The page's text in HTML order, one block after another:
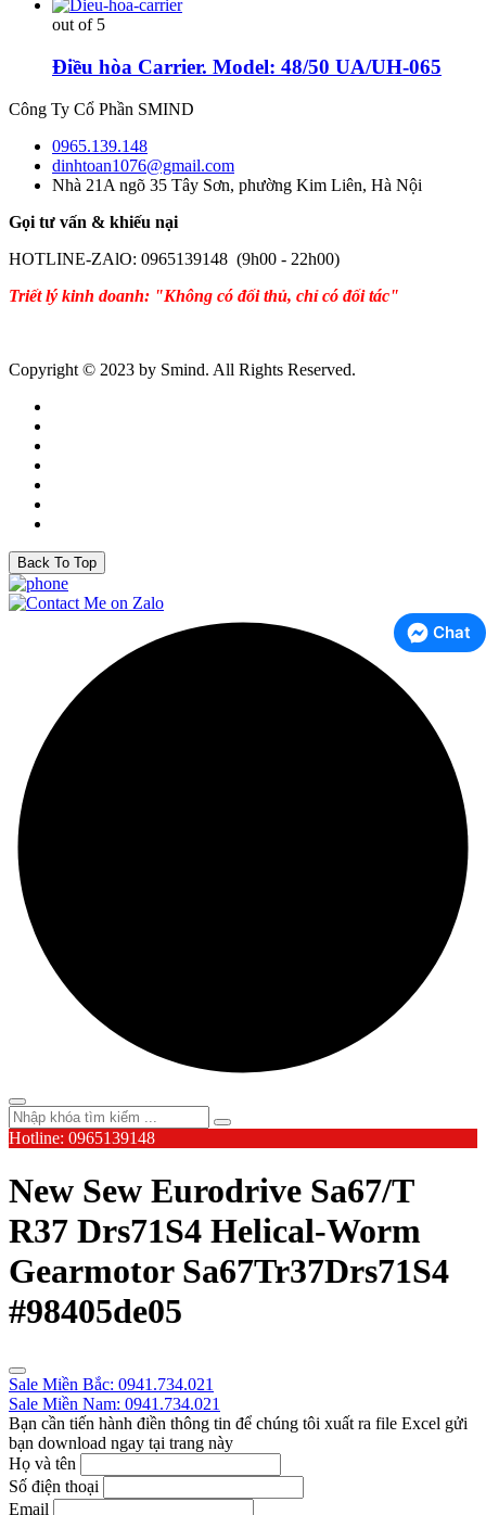
out of 5
Điều hòa Carrier. Model: 48/50 UA/UH-065
Công Ty Cổ Phần SMIND
0965.139.148
dinhtoan1076@gmail.com
Nhà 21A ngõ 35 Tây Sơn, phường Kim Liên, Hà Nội
Gọi tư vấn & khiếu nại
HOTLINE-ZAlO: 0965139148 (9h00 - 22h00)
Triết lý kinh doanh: "Không có đối thủ, chỉ có đối tác"
Copyright © 2023 by Smind. All Rights Reserved.
Back To Top
Chat
Hotline: 0965139148
New Sew Eurodrive Sa67/T
R37 Drs71S4 Helical-Worm
Gearmotor Sa67Tr37Drs71S4
#98405de05
Sale Miền Bắc: 0941.734.021
Sale Miền Nam: 0941.734.021
Bạn cần tiến hành điền thông tin để chúng tôi xuất ra file Excel gửi
bạn download ngay tại trang này
Họ và tên
Số điện thoại
Email